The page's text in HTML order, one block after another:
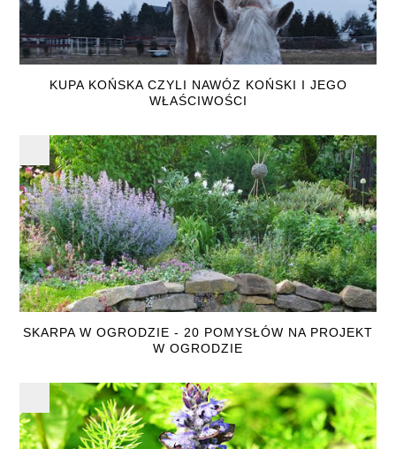
KUPA KOŃSKA CZYLI NAWÓZ KOŃSKI I JEGO
WŁAŚCIWOŚCI
SKARPA W OGRODZIE - 20 POMYSŁÓW NA PROJEKT
W OGRODZIE